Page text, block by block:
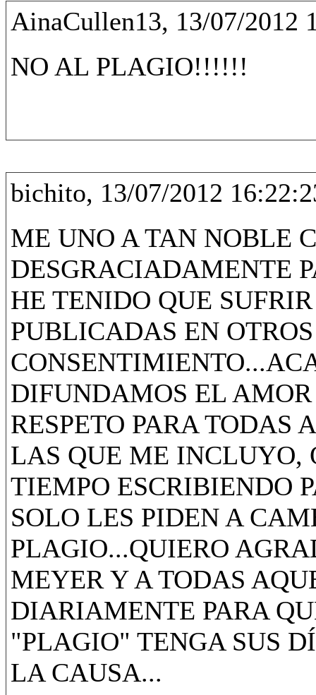
AinaCullen13, 13/07/2012
NO AL PLAGIO!!!!!!
bichito, 13/07/2012
ME UNO A TAN NOBLE
DESGRACIADAMENTE
HE TENIDO QUE
PUBLICADAS EN
DIFUNDAMOS EL
RESPETO PARA TODAS
LAS QUE ME INCLUYO,
TIEMPO ESCRIBIENDO
SOLO LES PIDEN A
PLAGIO...QUIERO
MEYER Y A TODAS
DIARIAMENTE PARA
"PLAGIO" TENGA SUS
LA CAUSA...